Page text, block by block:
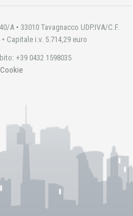
A • 33010 Tavagnacco UDP.IVA/C.F.
• Capitale i.v. 5.714,29 euro
+39 0432 1598035